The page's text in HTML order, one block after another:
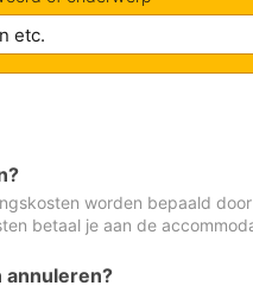
worden bepaald
betaal je aan de
annuleren?